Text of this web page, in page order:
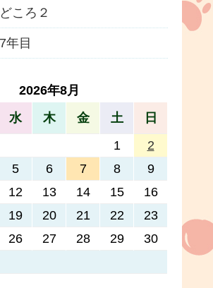
ころ２
年目
2026年8月
水 木 金 土
日
1
2
5 6 7 8
9
12 13 14 15
16
19 20 21 22
23
26 27 28 29
30